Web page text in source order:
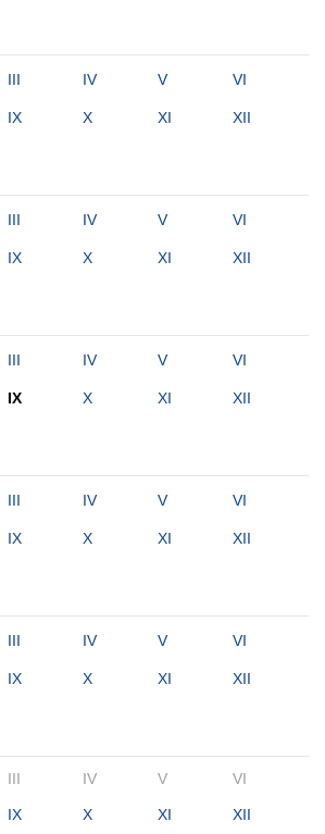
III IV V VI
IX X XI XII
III IV V VI
IX X XI XII
III IV V VI
IX X XI XII
III IV V VI
IX X XI XII
III IV V VI
IX X XI XII
III IV V VI
IX X XI XII